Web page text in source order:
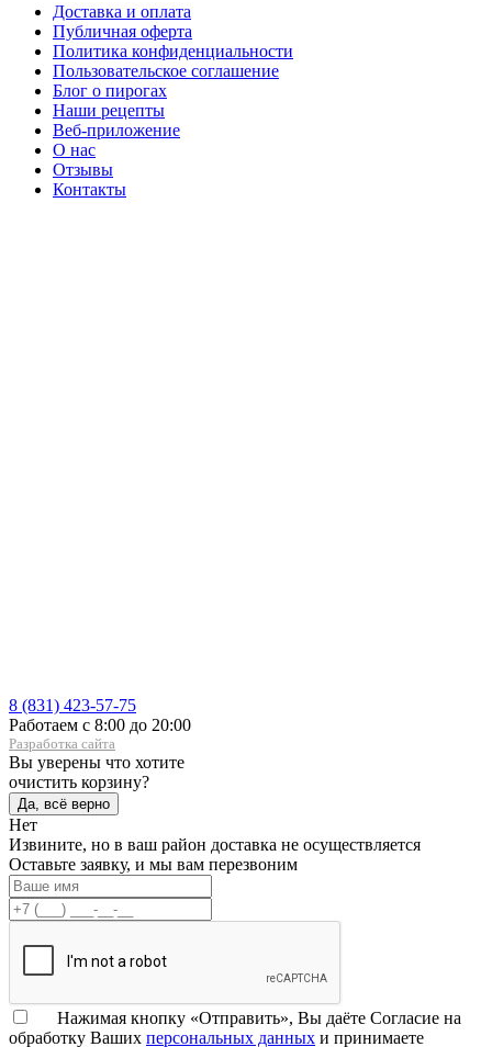
Доставка и оплата
Публичная оферта
Политика конфиденциальности
Пользовательское соглашение
Блог о пирогах
Наши рецепты
Веб-приложение
О нас
Отзывы
Контакты
8 (831) 423-57-75
Работаем с 8:00 до 20:00
Разработка сайта
Вы уверены что хотите
очистить корзину?
Да, всё верно
Нет
Извините, но в ваш район доставка не осуществляется
Оставьте заявку, и мы вам перезвоним
Нажимая кнопку «Отправить», Вы даёте Согласие на
обработку Ваших персональных данных и принимаете